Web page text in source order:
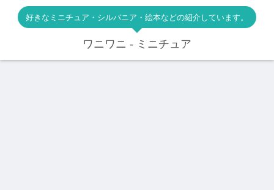
好きなミニチュア・シルバニア・絵本などの紹介しています。
ワニワニ - ミニチュア